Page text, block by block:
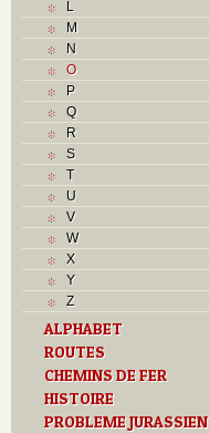
L
M
N
O
P
Q
R
S
T
U
V
W
X
Y
Z
ALPHABET
ROUTES
CHEMINS DE FER
HISTOIRE
PROBLEME JURASSIEN